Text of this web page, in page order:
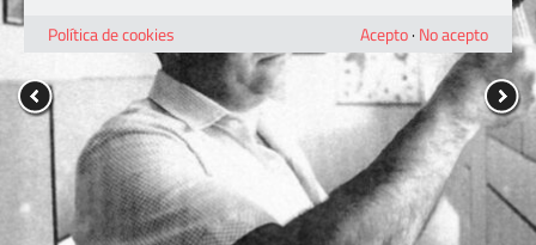
Política de cookies
Acepto· No acepto